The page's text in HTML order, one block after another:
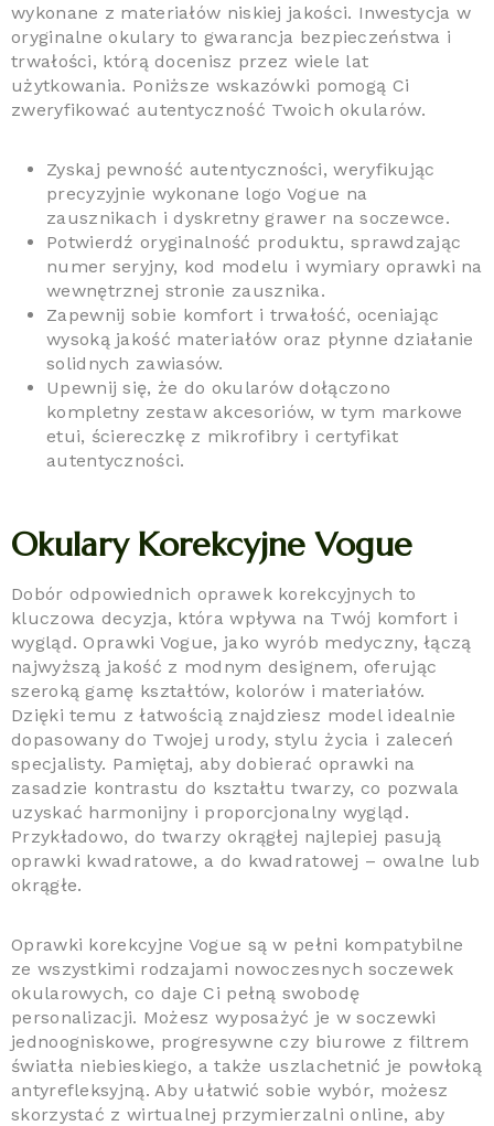
wykonane z materiałów niskiej jakości. Inwestycja w
oryginalne okulary to gwarancja bezpieczeństwa i
trwałości, którą docenisz przez wiele lat
użytkowania. Poniższe wskazówki pomogą Ci
zweryfikować autentyczność Twoich okularów.
Zyskaj pewność autentyczności, weryfikując
precyzyjnie wykonane logo Vogue na
zausznikach i dyskretny grawer na soczewce.
Potwierdź oryginalność produktu, sprawdzając
numer seryjny, kod modelu i wymiary oprawki na
wewnętrznej stronie zausznika.
Zapewnij sobie komfort i trwałość, oceniając
wysoką jakość materiałów oraz płynne działanie
solidnych zawiasów.
Upewnij się, że do okularów dołączono
kompletny zestaw akcesoriów, w tym markowe
etui, ściereczkę z mikrofibry i certyfikat
autentyczności.
Okulary Korekcyjne Vogue
Dobór odpowiednich oprawek korekcyjnych to
kluczowa decyzja, która wpływa na Twój komfort i
wygląd. Oprawki Vogue, jako wyrób medyczny, łączą
najwyższą jakość z modnym designem, oferując
szeroką gamę kształtów, kolorów i materiałów.
Dzięki temu z łatwością znajdziesz model idealnie
dopasowany do Twojej urody, stylu życia i zaleceń
specjalisty. Pamiętaj, aby dobierać oprawki na
zasadzie kontrastu do kształtu twarzy, co pozwala
uzyskać harmonijny i proporcjonalny wygląd.
Przykładowo, do twarzy okrągłej najlepiej pasują
oprawki kwadratowe, a do kwadratowej – owalne lub
okrągłe.
Oprawki korekcyjne Vogue są w pełni kompatybilne
ze wszystkimi rodzajami nowoczesnych soczewek
okularowych, co daje Ci pełną swobodę
personalizacji. Możesz wyposażyć je w soczewki
jednoogniskowe, progresywne czy biurowe z filtrem
światła niebieskiego, a także uszlachetnić je powłoką
antyrefleksyjną. Aby ułatwić sobie wybór, możesz
skorzystać z wirtualnej przymierzalni online, aby